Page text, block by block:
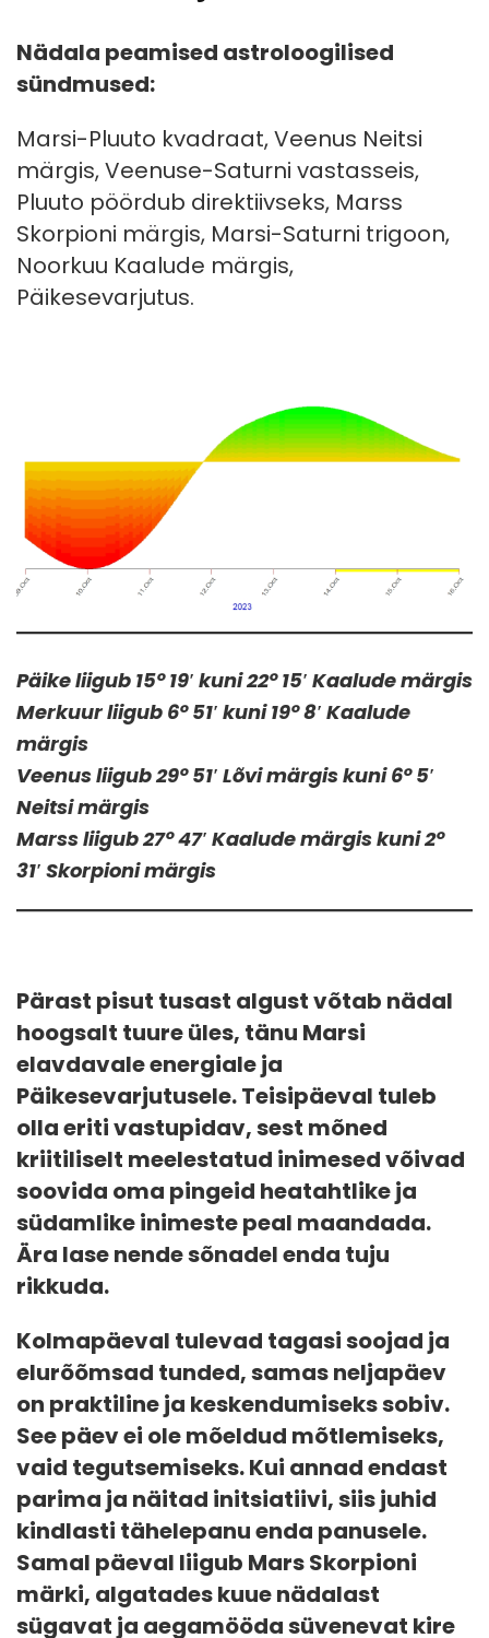
Nädala peamised astroloogilised
sündmused:
Marsi-Pluuto kvadraat, Veenus Neitsi
märgis, Veenuse-Saturni vastasseis,
Pluuto pöördub direktiivseks, Marss
Skorpioni märgis, Marsi-Saturni trigoon,
Noorkuu Kaalude märgis,
Päikesevarjutus.
Päike liigub 15° 19′ kuni 22° 15′ Kaalude märgis
Merkuur liigub 6° 51′ kuni 19° 8′ Kaalude
märgis
Veenus liigub 29° 51′ Lõvi märgis kuni 6° 5′
Neitsi märgis
Marss liigub 27° 47′ Kaalude märgis kuni 2°
31′ Skorpioni märgis
Pärast pisut tusast algust võtab nädal
hoogsalt tuure üles, tänu Marsi
elavdavale energiale ja
Päikesevarjutusele. Teisipäeval tuleb
olla eriti vastupidav, sest mõned
kriitiliselt meelestatud inimesed võivad
soovida oma pingeid heatahtlike ja
südamlike inimeste peal maandada.
Ära lase nende sõnadel enda tuju
rikkuda.
Kolmapäeval tulevad tagasi soojad ja
elurõõmsad tunded, samas neljapäev
on praktiline ja keskendumiseks sobiv.
See päev ei ole mõeldud mõtlemiseks,
vaid tegutsemiseks. Kui annad endast
parima ja näitad initsiatiivi, siis juhid
kindlasti tähelepanu enda panusele.
Samal päeval liigub Mars Skorpioni
märki, algatades kuue nädalast
sügavat ja aegamööda süvenevat kire